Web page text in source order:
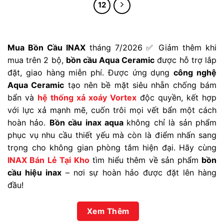
12
Mua Bồn Cầu INAXtháng 7/2026 ✅ Giảm thêm khi
mua trên 2 bộ, bồn cầu Aqua Ceramic được hỗ trợ lắp
đặt, giao hàng miễn phí. Được ứng dụngcông nghệ
Aqua Ceramic tạo nên bề mặt siêu nhẵn chống bám
bẩn và hệ thống xả xoáy Vortex độc quyền, kết hợp
với lực xả mạnh mẽ, cuốn trôi mọi vết bẩn một cách
hoàn hảo. Bồn cầu inax aqua không chỉ là sản phẩm
phục vụ nhu cầu thiết yếu mà còn là điểm nhấn sang
trọng cho không gian phòng tắm hiện đại. Hãy cùng
INAX Bán Lẻ Tại Khotìm hiểu thêm về sản phẩm bồn
cầu hiệu inax – nơi sự hoàn hảo được đặt lên hàng
đầu!
Xem Thêm